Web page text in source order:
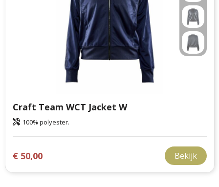
Craft Team WCT Jacket W
100% polyester.
€ 50,00 Bekijk